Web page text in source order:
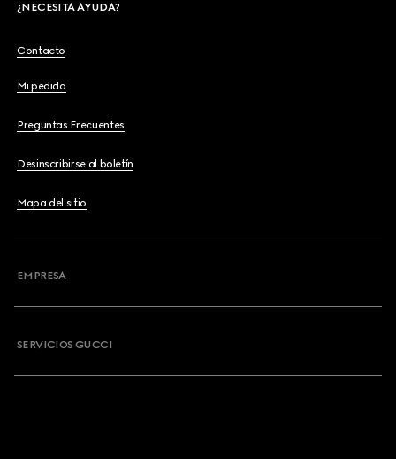
¿NECESITA AYUDA?
Contacto
Mi pedido
Preguntas Frecuentes
Desinscribirse al boletín
Mapa del sitio
EMPRESA
SERVICIOS GUCCI